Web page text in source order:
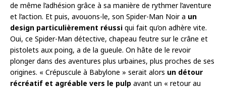
de même l’adhésion grâce à sa manière de rythmer l’aventure
et l’action. Et puis, avouons-le, son Spider-Man Noir a un
design particulièrement réussi qui fait qu’on adhère vite.
Oui, ce Spider-Man détective, chapeau feutre sur le crâne et
pistolets aux poing, a de la gueule. On hâte de le revoir
plonger dans des aventures plus urbaines, plus proches de ses
origines. « Crépuscule à Babylone » serait alors un détour
récréatif et agréable vers le pulp avant un « retour au